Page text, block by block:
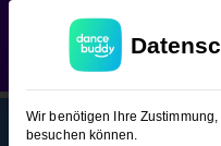
WEDDING SEASON
West Coast
Snacks 1)
West
Coast
10
Wir benötigen Ihre
besuchen können.